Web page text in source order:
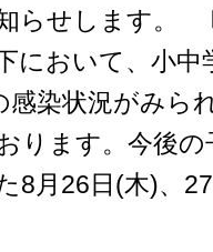
らせします。
において、小
感染状況がみら
ります。今後
8月26日(木)、